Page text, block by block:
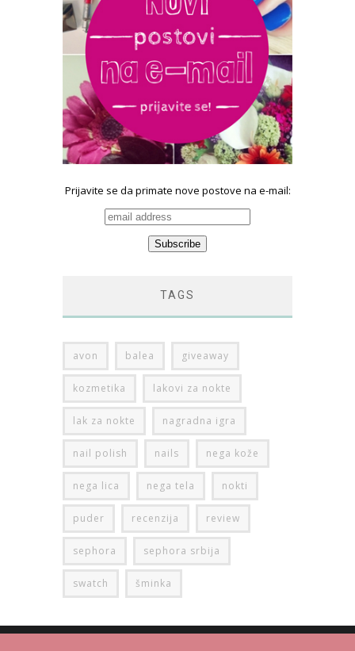
Prijavite se da primate nove postove na e-mail:
TAGS
avon balea giveaway
kozmetika lakovi za nokte
lak za nokte nagradna igra
nail polish nails nega kože
nega lica nega tela nokti
puder recenzija review
sephora sephora srbija
swatch šminka